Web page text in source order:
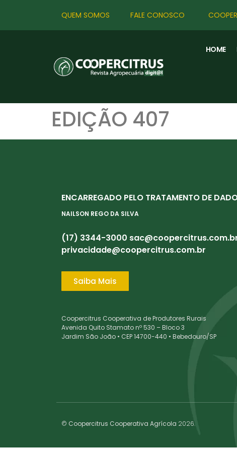
QUEM SOMOS FALE CONOSCO
HOME
EDIÇÃO 407
ENCARREGADO PELO TRATAMENTO DE
NAILSON REGO DA SILVA
(17) 3344-3000
privacidade@coopercitrus.com.br
Saiba Mais
Coopercitrus Cooperativa de Produtores Rurais
Avenida Quito Stamato nº 530 – Bloco 3
Jardim São João • CEP 14700-440 • Bebedouro/SP
© Coopercitrus Cooperativa Agrícola 2026.